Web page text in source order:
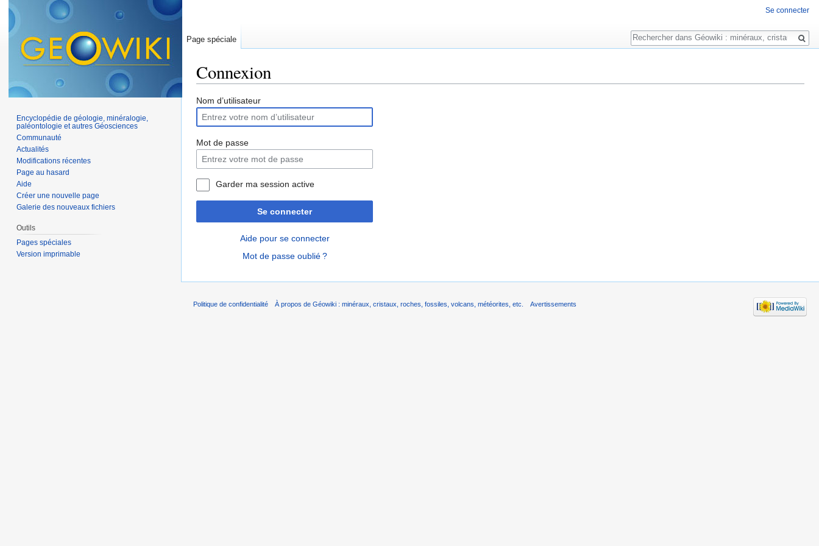
Connexion
Nom d’utilisateur
Mot de passe
Garder ma session active
Se connecter
Aide pour se connecter
Mot de passe oublié ?
Se connecter
Page spéciale
Rechercher
Encyclopédie de géologie, minéralogie,
paléontologie et autres Géosciences
Communauté
Actualités
Modifications récentes
Page au hasard
Aide
Créer une nouvelle page
Galerie des nouveaux fichiers
Outils
Pages spéciales
Version imprimable
Politique de confidentialité À propos de Géowiki : minéraux, cristaux, roches, fossiles, volcans, météorites, etc. Avertissements